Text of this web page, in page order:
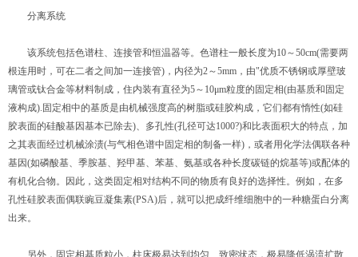
分离系统
该系统包括色谱柱、连接管和恒温器等。色谱柱一般长度为10～50cm(需要两
根连用时，可在二者之间加一连接管)，内径为2～5mm，由"优质不锈钢或厚壁玻
璃管或钛合金等材料制成，住内装有直径为5～10μm粒度的固定相(由基质和固定
液构成).固定相中的基质是由机械强度高的树脂或硅胶构成，它们都有惰性(如硅
胶表面的硅酸基因基本已除去)、多孔性(孔径可达1000?)和比表面积大的特点，加
之其表面经过机械涂渍(与气相色谱中固定相的制备一样)，或者用化学法偶联各种
基因(如磷酸基、季胺基、羟甲基、苯基、氨基或各种长度碳链的烷基等)或配体的
有机化合物。因此，这类固定相对结构不同的物质有良好的选择性。例如，在多
孔性硅胶表面偶联豌豆凝集素(PSA)后，就可以把成纤维细胞中的一种糖蛋白分离
出来。
另外，固定相基质粒小，柱床极易达到均匀、致密状态，极易降低涡流扩散